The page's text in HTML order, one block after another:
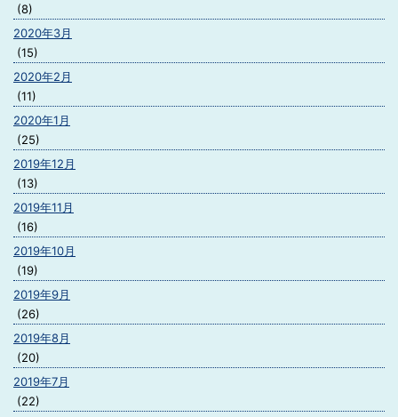
(8)
2020年3月
(15)
2020年2月
(11)
2020年1月
(25)
2019年12月
(13)
2019年11月
(16)
2019年10月
(19)
2019年9月
(26)
2019年8月
(20)
2019年7月
(22)